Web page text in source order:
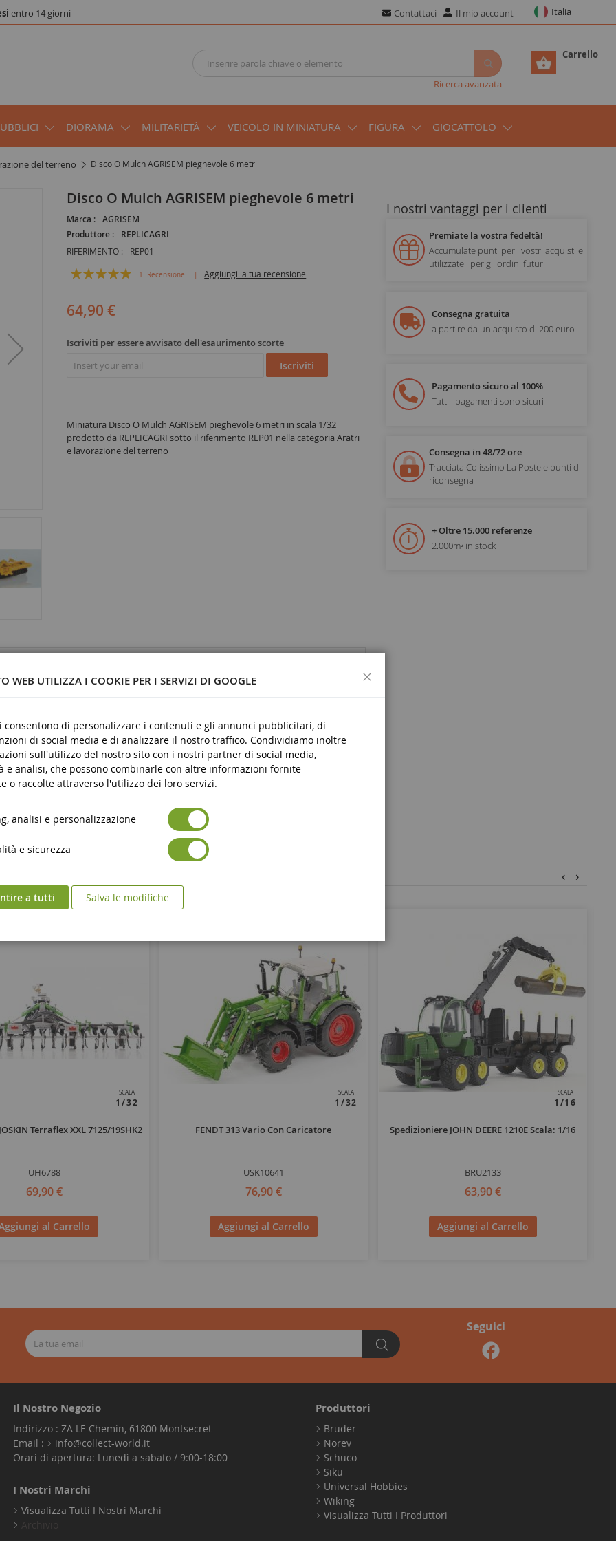
entro 14 giorni Contattaci Il mio account Italia
Carrello
Ricerca avanzata
DIORAMA MILITARIETÀ VEICOLO IN MINIATURA FIGURA GIOCATTOLO
del terreno Disco O Mulch AGRISEM pieghevole 6 metri
Disco O Mulch AGRISEM pieghevole 6 metri
Marca :
AGRISEM
Produttore :
REPLICAGRI
RIFERIMENTO : REP01
Valutazione:
1 Recensione Aggiungi la tua recensione
64,90 €
Iscriviti per essere avvisato dell'esaurimento scorte
Iscriviti
Miniatura Disco O Mulch AGRISEM pieghevole 6 metri in scala 1/32
prodotto da REPLICAGRI sotto il riferimento REP01 nella categoria Aratri
e lavorazione del terreno
I nostri vantaggi per i clienti
Premiate la vostra fedeltà!
Accumulate punti per i vostri acquisti e
utilizzateli per gli ordini futuri
Consegna gratuita
a partire da un acquisto di 200 euro
Pagamento sicuro al 100%
Tutti i pagamenti sono sicuri
Consegna in 48/72 ore
Tracciata Colissimo La Poste e punti di
riconsegna
+ Oltre 15.000 referenze
2.000m² in stock
SCALA
1/32
Terraflex XXL 7125/19SHK2
UH6788
69,90 €
al Carrello
SCALA
1/32
FENDT 313 Vario Con Caricatore
USK10641
76,90 €
Aggiungi al Carrello
SCALA
1/16
Spedizioniere JOHN DEERE 1210E Scala: 1/16
BRU2133
63,90 €
Aggiungi al Carrello
‹ ›
Seguici
Il Nostro Negozio
Indirizzo : ZA LE Chemin, 61800 Montsecret
Email :
info@collect-world.it
Orari di apertura: Lunedì a sabato / 9:00-18:00
I Nostri Marchi
Visualizza Tutti I Nostri Marchi
Produttori
Bruder
Norev
Schuco
Siku
Universal Hobbies
Wiking
Visualizza Tutti I Produttori
WEB UTILIZZA I COOKIE PER I SERVIZI DI GOOGLE
consentono di personalizzare i contenuti e gli annunci pubblicitari, di
di social media e di analizzare il nostro traffico. Condividiamo inoltre
sull'utilizzo del nostro sito con i nostri partner di social media,
e analisi, che possono combinarle con altre informazioni fornite
o raccolte attraverso l'utilizzo dei loro servizi.
analisi e personalizzazione
e sicurezza
a tutti Salva le modifiche